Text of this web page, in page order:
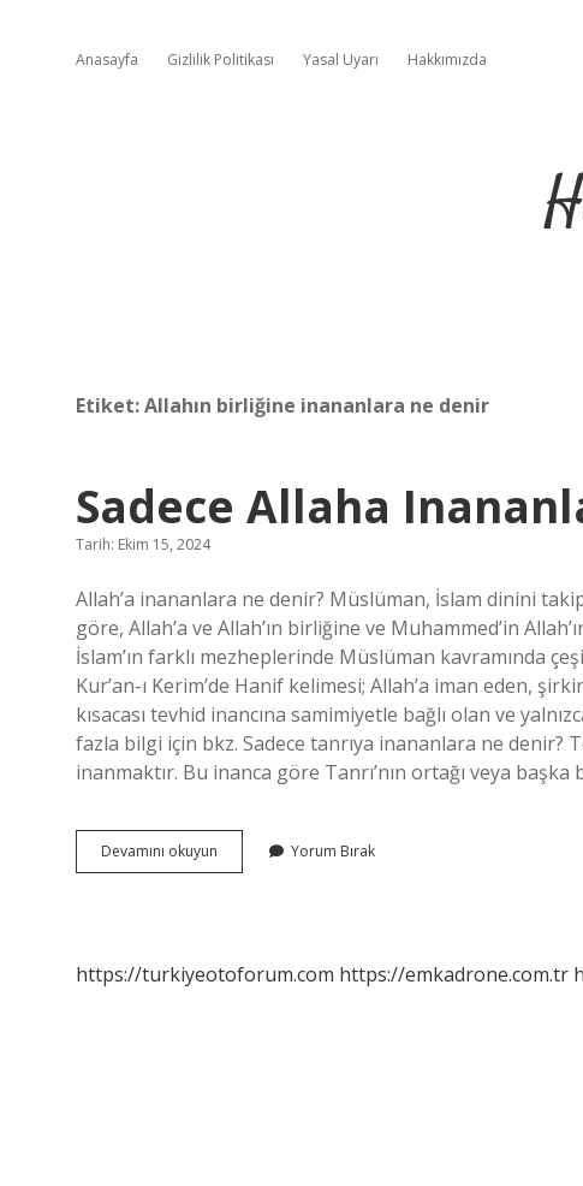
Anasayfa Gizlilik Politikası Yasal Uyarı Hakkımızda
Etiket:Allahın birliğine inananlara ne denir
Sadece Allaha
Tarih: Ekim 15, 2024
Allah’a inananlara ne denir? Müslüman, İslam dinini
göre, Allah’a ve Allah’ın birliğine ve Muhammed’in
İslam’ın farklı mezheplerinde Müslüman kavramında
Kur’an-ı Kerim’de Hanif kelimesi; Allah’a iman eden,
kısacası tevhid inancına samimiyetle bağlı olan ve
fazla bilgi için bkz. Sadece tanrıya inananlara ne denir?
inanmaktır. Bu inanca göre Tanrı’nın ortağı veya başka
Devamını okuyun
Allaha
Yorum Bırak
https://turkiyeotoforum.com https://emkadrone.com.tr